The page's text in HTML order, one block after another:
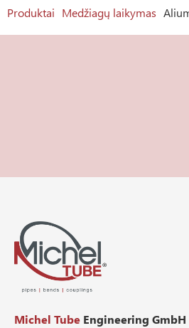
Produktai Medžiagų laikymas
Michel Tube Engineering GmbH